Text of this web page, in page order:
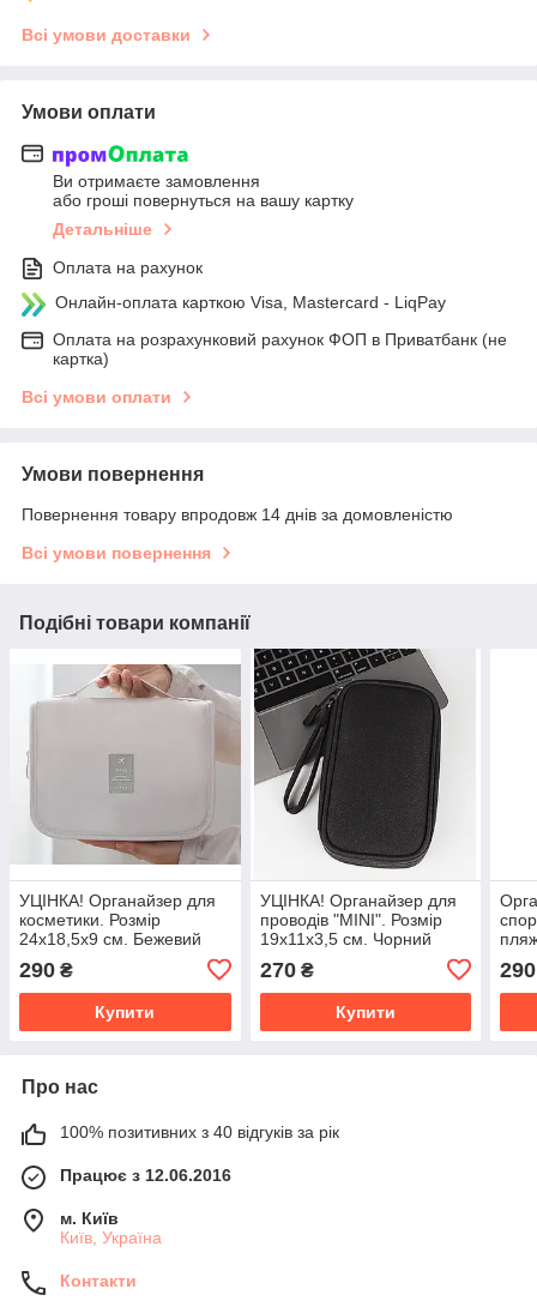
Всі умови доставки
Умови оплати
Ви отримаєте замовлення
або гроші повернуться на вашу картку
Детальніше
Оплата на рахунок
Онлайн-оплата карткою Visa, Mastercard - LiqPay
Оплата на розрахунковий рахунок ФОП в Приватбанк (не
картка)
Всі умови оплати
Умови повернення
Повернення товару впродовж 14 днів за домовленістю
Всі умови повернення
Подібні товари компанії
УЦІНКА! Органайзер для
косметики. Розмір
24х18,5х9 см. Бежевий
290 ₴
Купити
УЦІНКА! Органайзер для
проводів "MINI". Розмір
19x11x3,5 см. Чорний
270₴
Купити
290
Про нас
100% позитивних з 40 відгуків за рік
Працює з 12.06.2016
м. Київ
Київ, Україна
Контакти